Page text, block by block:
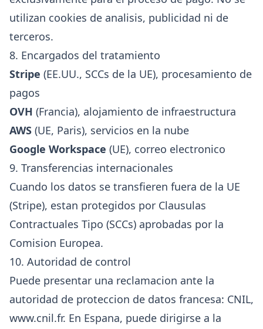
utilizan cookies de analisis, publicidad ni de
terceros.
8. Encargados del tratamiento
Stripe (EE.UU., SCCs de la UE), procesamiento de
pagos
OVH (Francia), alojamiento de infraestructura
AWS (UE, Paris), servicios en la nube
Google Workspace (UE), correo electronico
9. Transferencias internacionales
Cuando los datos se transfieren fuera de la UE
(Stripe), estan protegidos por Clausulas
Contractuales Tipo (SCCs) aprobadas por la
Comision Europea.
10. Autoridad de control
Puede presentar una reclamacion ante la
autoridad de proteccion de datos francesa: CNIL,
www.cnil.fr. En Espana, puede dirigirse a la